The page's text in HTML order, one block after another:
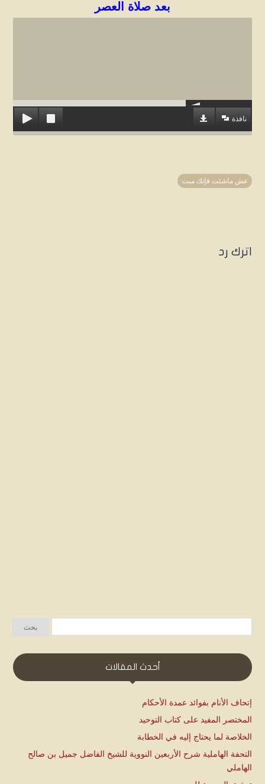
بعد صلاة العصر
نافذة
عش ماشئت فإنك ميت
اترك رد
أحدث المقالات
إتحاف الأنام بفوائد عمدة الأحكام
المختصر المفيد على كتاب التوحيد
الخلاصة لما يحتاج إليه في الخطابة
التحفة الهاملية شرح الأربعين النووية للشيخ الفاضل جميل بن صالح
الهاملي